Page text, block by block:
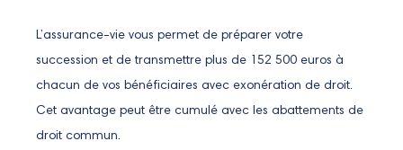
L’assurance-vie vous permet de préparer votre
succession et de transmettre plus de 152 500 euros à
chacun de vos bénéficiaires avec exonération de droit.
Cet avantage peut être cumulé avec les abattements de
droit commun.